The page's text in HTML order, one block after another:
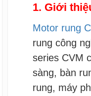
1. Giới
Motor rung
rung công
series CVM
sàng, bàn
rung, máy